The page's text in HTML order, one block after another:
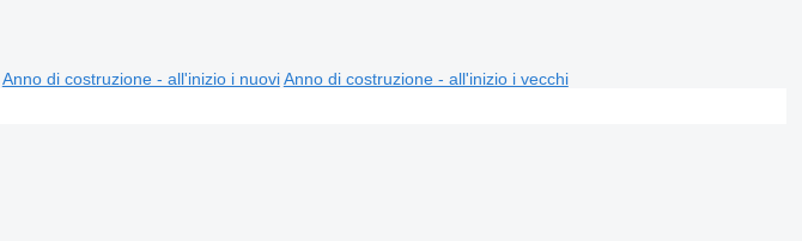
Anno di costruzione - all'inizio i nuovi Anno di costruzione - all'inizio i vecchi